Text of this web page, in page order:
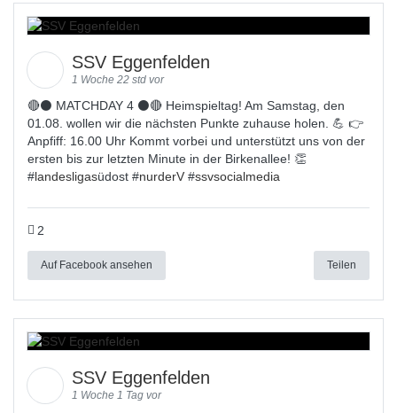
SSV Eggenfelden
1 Woche 22 std vor
🔴⚫ MATCHDAY 4 ⚫🔴 Heimspieltag! Am Samstag, den
01.08. wollen wir die nächsten Punkte zuhause holen. 💪 👉
Anpfiff: 16.00 Uhr Kommt vorbei und unterstützt uns von der
ersten bis zur letzten Minute in der Birkenallee! 👏
#landesligasüdost #nurderV #ssvsocialmedia
2
Auf Facebook ansehen Teilen
SSV Eggenfelden
1 Woche 1 Tag vor